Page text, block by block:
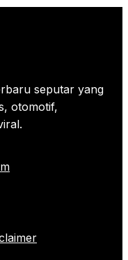
seputar yang
otomotif,